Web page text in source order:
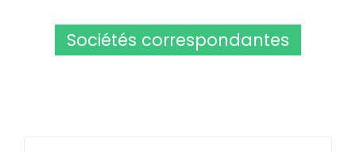
Sociétés correspondantes